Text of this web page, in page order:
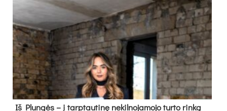
Iš Plungės – į tarptautinę nekilnojamojo turto rinką